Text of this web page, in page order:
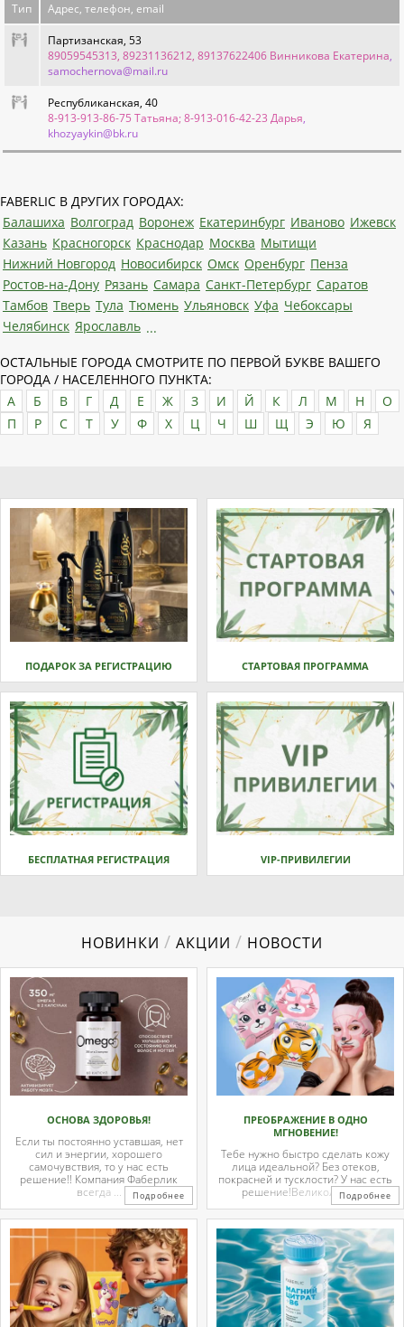
Тип Адрес, телефон, email
Партизанская, 53
89059545313, 89231136212, 89137622406 Винникова Екатерина,
samochernova@mail.ru
Республиканская, 40
8-913-913-86-75 Татьяна; 8-913-016-42-23 Дарья,
khozyaykin@bk.ru
FABERLIC В ДРУГИХ ГОРОДАХ:
Балашиха Волгоград Воронеж Екатеринбург Иваново Ижевск
Казань Красногорск Краснодар Москва Мытищи
Нижний Новгород Новосибирск Омск Оренбург Пенза
Ростов-на-Дону Рязань Самара Санкт-Петербург Саратов
Тамбов Тверь Тула Тюмень Ульяновск Уфа Чебоксары
Челябинск Ярославль ...
ОСТАЛЬНЫЕ ГОРОДА СМОТРИТЕ ПО ПЕРВОЙ БУКВЕ ВАШЕГО
ГОРОДА / НАСЕЛЕННОГО ПУНКТА:
А
Б В Г Д Е Ж З И Й К Л М Н
О
П
Р С Т У Ф Х Ц Ч Ш Щ Э Ю Я
ПОДАРОК ЗА РЕГИСТРАЦИЮ СТАРТОВАЯ ПРОГРАММА
БЕСПЛАТНАЯ РЕГИСТРАЦИЯ VIP-ПРИВИЛЕГИИ
НОВИНКИ / АКЦИИ / НОВОСТИ
ОСНОВА ЗДОРОВЬЯ!
Если ты постоянно уставшая, нет
сил и энергии, хорошего
самочувствия, то у нас есть
решение!! Компания Фаберлик
всегда ...
Подробнее
ПРЕОБРАЖЕНИЕ В ОДНО
МГНОВЕНИЕ!
Тебе нужно быстро сделать кожу
лица идеальной? Без отеков,
покрасней и тусклости? У нас есть
решение!Великолепные
тканевые ...
Подробнее